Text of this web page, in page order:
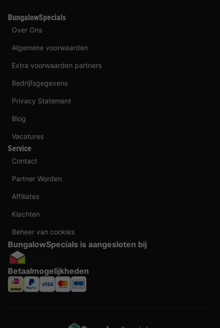
BungalowSpecials
Over Ons
Algemene voorwaarden
Extra voorwaarden partners
Bedrijfsgegevens
Privacy Statement
Blog
Vacatures
Service
Contact
Partner Worden
Affiliates
Klachten
Beheer van cookies
BungalowSpecials is aangesloten bij
Betaalmogelijkheden